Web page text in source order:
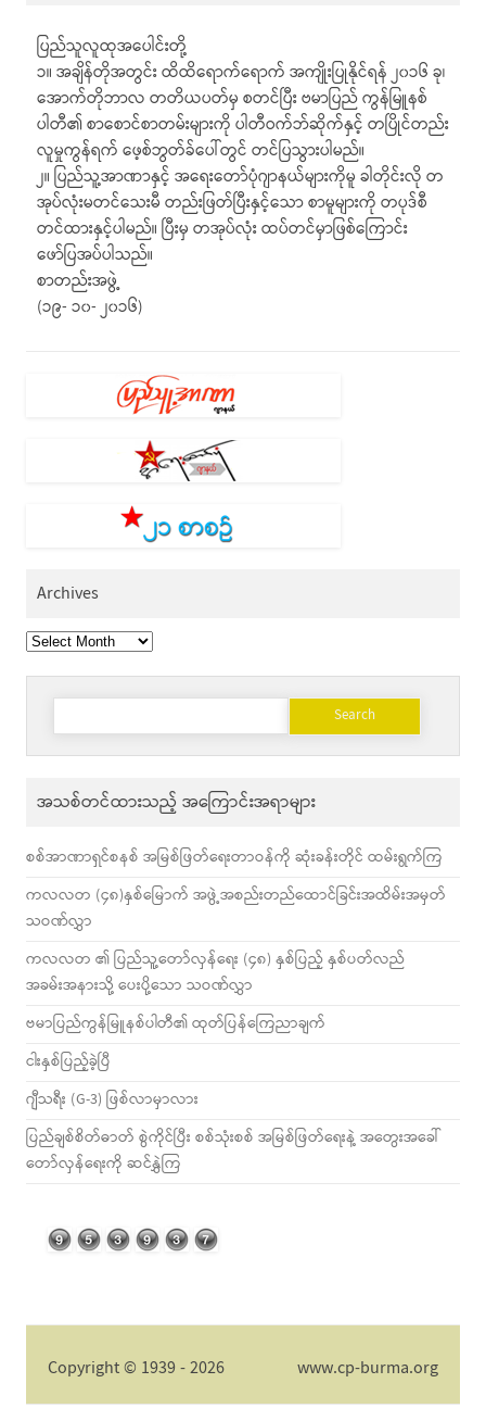
ပြည်သူလူထုအပေါင်းတို့
၁။ အချိန်တိုအတွင်း ထိထိရောက်ရောက် အကျိုးပြုနိုင်ရန် ၂၀၁၆ ခု၊
အောက်တိုဘာလ တတိယပတ်မှ စတင်ပြီး ဗမာပြည် ကွန်မြူနစ်
ပါတီ၏ စာစောင်စာတမ်းများကို ပါတီဝက်ဘ်ဆိုက်နှင့် တပြိုင်တည်း
လူမှုကွန်ရက် ဖေ့စ်ဘွတ်ခ်ပေါ်တွင် တင်ပြသွားပါမည်။
၂။ ပြည်သူ့အာဏာနှင့် အရေးတော်ပုံဂျာနယ်များကိုမူ ခါတိုင်းလို တ
အုပ်လုံးမတင်သေးမီ တည်းဖြတ်ပြီးနှင့်သော စာမူများကို တပုဒ်စီ
တင်ထားနှင့်ပါမည်။ ပြီးမှ တအုပ်လုံး ထပ်တင်မှာဖြစ်ကြောင်း
ဖော်ပြအပ်ပါသည်။
စာတည်းအဖွဲ့
(၁၉- ၁၀- ၂၀၁၆)
Archives
Archives
Search
အသစ်တင်ထားသည့် အကြောင်းအရာများ
စစ်အာဏာရှင်စနစ် အမြစ်ဖြတ်ရေးတာဝန်ကို ဆုံးခန်းတိုင် ထမ်းရွက်ကြ
ကလလတ (၄၈)နှစ်မြောက် အဖွဲ့အစည်းတည်ထောင်ခြင်းအထိမ်းအမှတ်
သဝဏ်လွှာ
ကလလတ ၏ ပြည်သူ့တော်လှန်ရေး (၄၈) နှစ်ပြည့် နှစ်ပတ်လည်
အခမ်းအနားသို့ ပေးပို့သော သဝဏ်လွှာ
ဗမာပြည်ကွန်မြူနစ်ပါတီ၏ ထုတ်ပြန်ကြေညာချက်
ငါးနှစ်ပြည့်ခဲ့ပြီ
ဂျီသရီး (G-3) ဖြစ်လာမှာလား
ပြည်ချစ်စိတ်ဓာတ် စွဲကိုင်ပြီး စစ်သုံးစစ် အမြစ်ဖြတ်ရေးနဲ့ အတွေးအခေါ်
တော်လှန်ရေးကို ဆင်နွှဲကြ
Copyright © 1939 - 2026 www.cp-burma.org